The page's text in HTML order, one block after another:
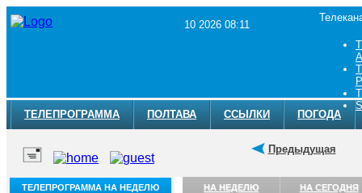
10 2026 08:11
ТЕЛЕПРОГРАММА ПОЛТАВА ССЫЛКИ ПОГОДА
Предыдущая
ТЕЛЕПРОГРАММА НА НЕДЕЛЮ НА НЕДЕЛЮ НА СЕГОДНЯ